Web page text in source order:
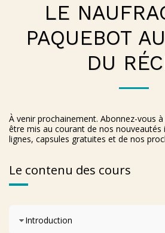
LE
PAQUEBOT
DU
À venir prochainement. Abonnez-vous
être mis au courant de nos nouveautés
lignes, capsules gratuites et de nos
Le contenu des cours
Introduction